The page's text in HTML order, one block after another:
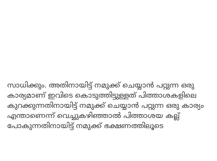
സാധിക്കും. അതിനായിട്ട് നമുക്ക് ചെയ്യാൻ പറ്റുന്ന ഒരു
കാര്യമാണ് ഇവിടെ കൊടുത്തിട്ടുള്ളത് പിത്താശകളിലെ
കുറക്കുന്നതിനായിട്ട് നമുക്ക് ചെയ്യാൻ പറ്റുന്ന ഒരു കാര്യം
എന്താണെന്ന് വെച്ചുകഴിഞ്ഞാൽ പിത്താശയ കല്ല്
പോകുന്നതിനായിട്ട് നമുക്ക് ഭക്ഷണത്തിലൂടെ